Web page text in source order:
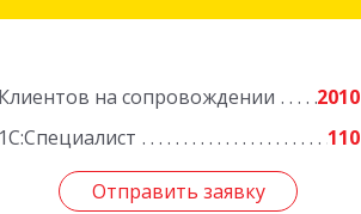
Клиентов на сопровождении
2010
1С:Специалист
110
Отправить заявку
Подробнее
Отправить заявку